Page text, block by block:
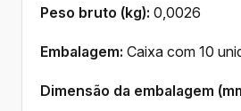
Peso bruto (kg): 0,0026
Embalagem: Caixa com 10
Dimensão da embalagem